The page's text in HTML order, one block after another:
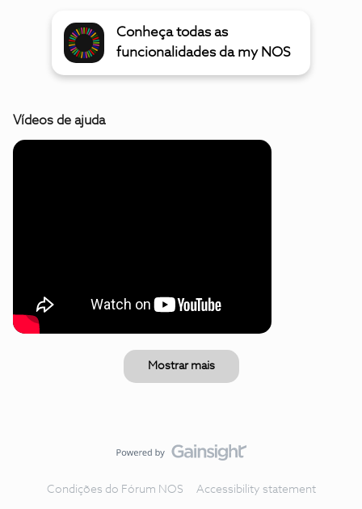
Conheça todas as
funcionalidades da my NOS
Vídeos de ajuda
Mostrar mais
Condições do Fórum NOS Accessibility statement